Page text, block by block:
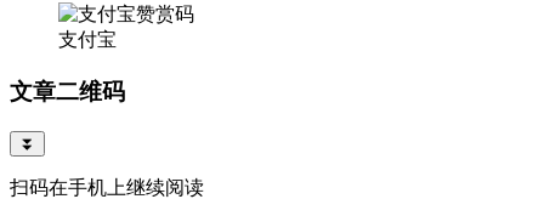
支付宝
文章二维码
⏬
扫码在手机上继续阅读